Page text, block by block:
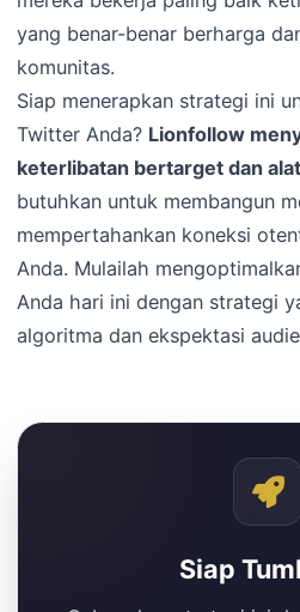
yang benar-benar berharga
komunitas.
Siap menerapkan strategi ini
Twitter Anda? Lionfollow
keterlibatan bertarget dan
butuhkan untuk membangun
mempertahankan koneksi
Anda. Mulailah
Anda hari ini dengan strategi
algoritma dan ekspektasi
Siap